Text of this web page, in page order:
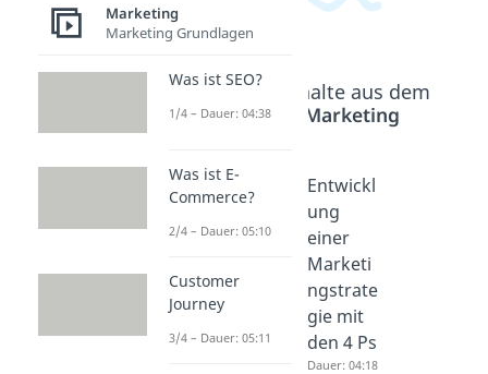
Beliebte Inhalte aus dem
Bereich
Marketing
Marktse
rung
ngstrate
gien
Entwickl
ung
einer
Marketi
ngstrate
gie mit
den 4 Ps
Dauer: 04:18
Marketing
Marketing Grundlagen
Was ist SEO?
1/4 – Dauer: 04:38
Was ist E-
Commerce?
2/4 – Dauer: 05:10
Customer
Journey
3/4 – Dauer: 05:11